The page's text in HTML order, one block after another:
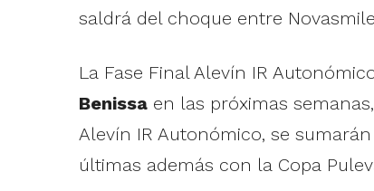
saldrá del choque entre
La Fase Final Alevín IR
Benissaen las próximas
Alevín IR Autonómico, se
últimas además con la Copa